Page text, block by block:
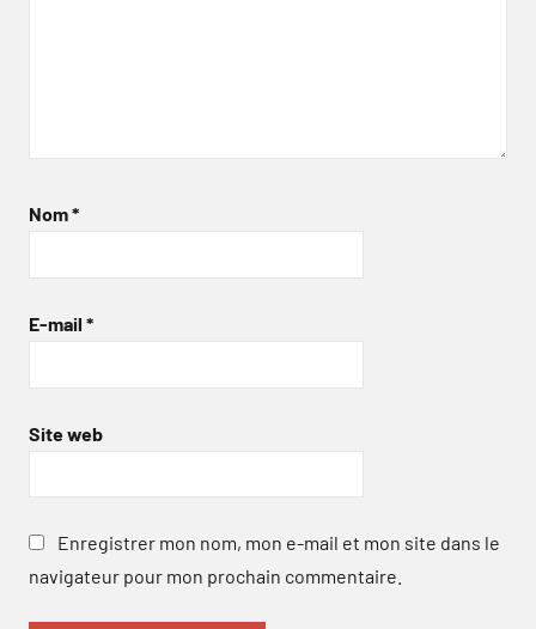
Nom*
E-mail *
Site web
Enregistrer mon nom, mon e-mail et mon site dans le
navigateur pour mon prochain commentaire.